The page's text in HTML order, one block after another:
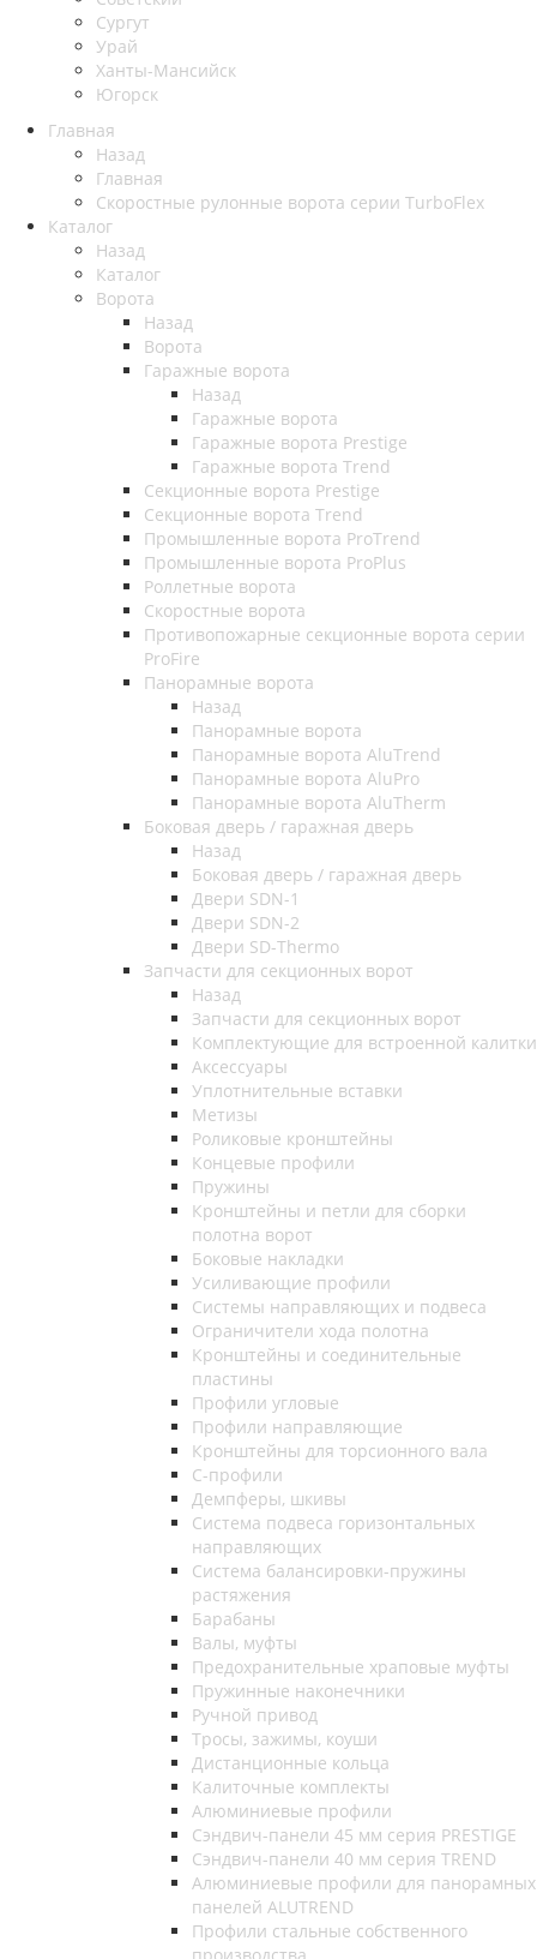
Сургут
Урай
Ханты-Мансийск
Югорск
Главная
Назад
Главная
Скоростные рулонные ворота серии TurboFlex
Каталог
Назад
Каталог
Ворота
Назад
Ворота
Гаражные ворота
Назад
Гаражные ворота
Гаражные ворота Prestige
Гаражные ворота Trend
Секционные ворота Prestige
Секционные ворота Trend
Промышленные ворота ProTrend
Промышленные ворота ProPlus
Роллетные ворота
Скоростные ворота
Противопожарные секционные ворота серии
ProFire
Панорамные ворота
Назад
Панорамные ворота
Панорамные ворота AluTrend
Панорамные ворота AluPro
Панорамные ворота AluTherm
Боковая дверь / гаражная дверь
Назад
Боковая дверь / гаражная дверь
Двери SDN-1
Двери SDN-2
Двери SD-Thermo
Запчасти для секционных ворот
Назад
Запчасти для секционных ворот
Комплектующие для встроенной калитки
Аксессуары
Уплотнительные вставки
Метизы
Роликовые кронштейны
Концевые профили
Пружины
Кронштейны и петли для сборки
полотна ворот
Боковые накладки
Усиливающие профили
Системы направляющих и подвеса
Ограничители хода полотна
Кронштейны и соединительные
пластины
Профили угловые
Профили направляющие
Кронштейны для торсионного вала
С-профили
Демпферы, шкивы
Система подвеса горизонтальных
направляющих
Система балансировки-пружины
растяжения
Барабаны
Валы, муфты
Предохранительные храповые муфты
Пружинные наконечники
Ручной привод
Тросы, зажимы, коуши
Дистанционные кольца
Калиточные комплекты
Алюминиевые профили
Сэндвич-панели 45 мм серия PRESTIGE
Сэндвич-панели 40 мм серия TREND
Алюминиевые профили для панорамных
панелей ALUTREND
Профили стальные собственного
производства